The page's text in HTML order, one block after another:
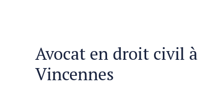
Avocat en droit civil à
Vincennes